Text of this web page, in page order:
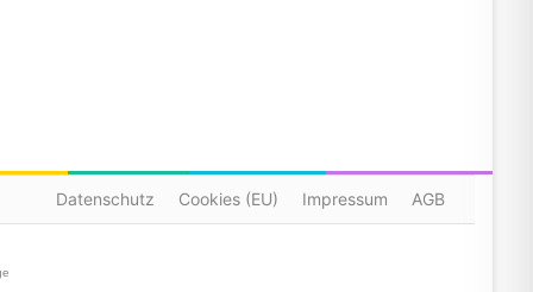
Datenschutz Cookies (EU) Impressum AGB